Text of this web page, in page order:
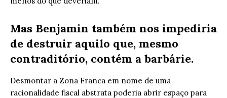
Mas Benjamin também nos impediria
de destruir aquilo que, mesmo
contraditório, contém a barbárie.
Desmontar a Zona Franca em nome de uma
racionalidade fiscal abstrata poderia abrir espaço para